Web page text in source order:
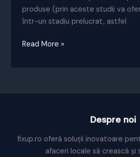
produse (prin aceste studii va
într-un stadiu prelucrat, astfel
Studii
Read More »
Despre noi
fixup.ro oferă soluții inovatoare
afaceri locale să crească și